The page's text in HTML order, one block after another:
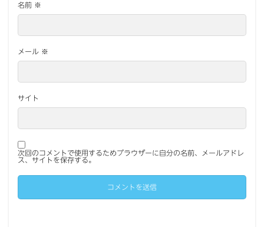
名前 ※
メール ※
サイト
次回のコメントで使用するためブラウザーに自分の名前、メールアドレ
ス、サイトを保存する。